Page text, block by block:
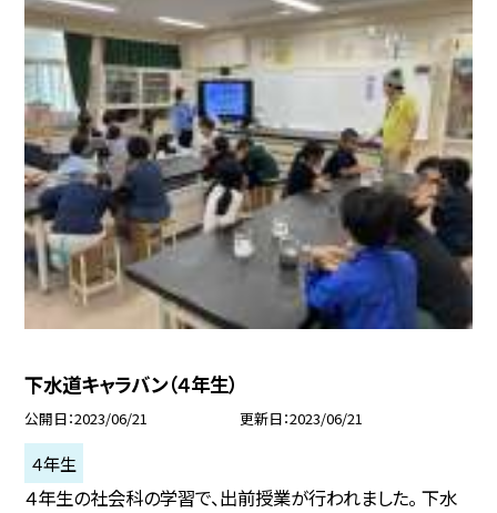
下水道キャラバン（４年生）
公開日 2023/06/21 更新日 2023/06/21
４年生
４年生の社会科の学習で、出前授業が行われました。 下水